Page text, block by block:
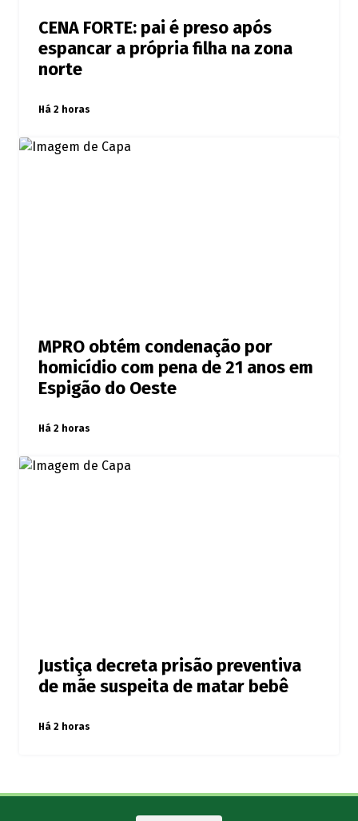
CENA FORTE: pai é preso após
espancar a própria filha na zona
norte
Há 2 horas
MPRO obtém condenação por
homicídio com pena de 21 anos em
Espigão do Oeste
Há 2 horas
Justiça decreta prisão preventiva
de mãe suspeita de matar bebê
Há 2 horas